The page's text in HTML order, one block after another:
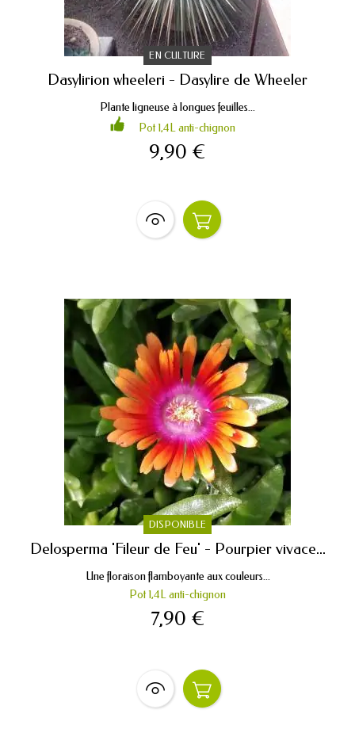
EN CULTURE
Dasylirion wheeleri - Dasylire de Wheeler
Plante ligneuse à longues feuilles...
Pot 1,4L anti-chignon
9,90 €
DISPONIBLE
Delosperma 'Fileur de Feu' - Pourpier vivace...
Une floraison flamboyante aux couleurs...
Pot 1,4L anti-chignon
7,90 €